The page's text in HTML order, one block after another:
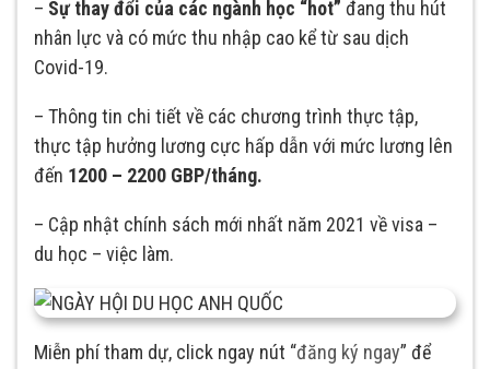
– Sự thay đổi của các ngành học “hot” đang thu hút
nhân lực và có mức thu nhập cao kể từ sau dịch
Covid-19.
– Thông tin chi tiết về các chương trình thực tập,
thực tập hưởng lương cực hấp dẫn với mức lương lên
đến 1200 – 2200 GBP/tháng.
– Cập nhật chính sách mới nhất năm 2021 về visa –
du học – việc làm.
Miễn phí tham dự, click ngay nút “đăng ký ngay” để